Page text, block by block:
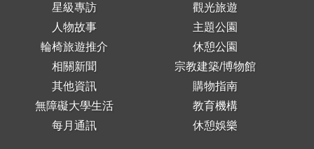
星級專訪
人物故事
輪椅旅遊推介
相關新聞
其他資訊
無障礙大學生活
每月通訊
觀光旅遊
主題公園
休憩公園
宗教建築/博物館
購物指南
教育機構
休憩娛樂